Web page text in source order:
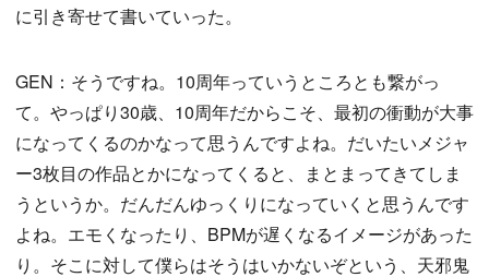
に引き寄せて書いていった。
GEN：そうですね。10周年っていうところとも繋がっ
て。やっぱり30歳、10周年だからこそ、最初の衝動が大事
になってくるのかなって思うんですよね。だいたいメジャ
ー3枚目の作品とかになってくると、まとまってきてしま
うというか。だんだんゆっくりになっていくと思うんです
よね。エモくなったり、BPMが遅くなるイメージがあった
り。そこに対して僕らはそうはいかないぞという、天邪鬼